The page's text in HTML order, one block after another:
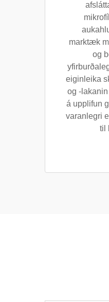
marktæk
og
eiginleika
og -
á upplifun
varanlegri
til